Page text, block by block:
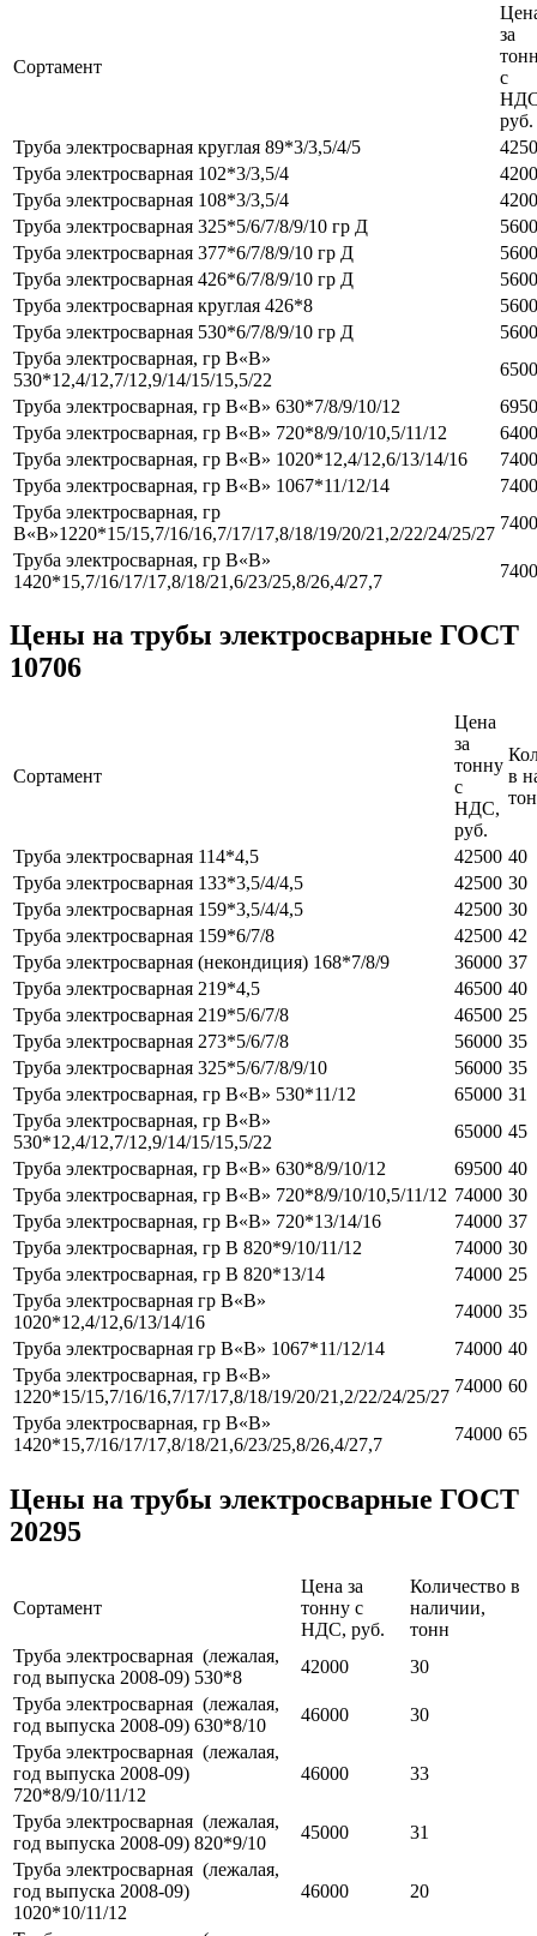
Сортамент
за
с
руб.
Труба электросварная круглая 89*3/3,5/4/5
Труба электросварная 102*3/3,5/4
Труба электросварная 108*3/3,5/4
Труба электросварная 325*5/6/7/8/9/10 гр Д
Труба электросварная 377*6/7/8/9/10 гр Д
Труба электросварная 426*6/7/8/9/10 гр Д
Труба электросварная круглая 426*8
Труба электросварная 530*6/7/8/9/10 гр Д
Труба электросварная, гр В«В»
530*12,4/12,7/12,9/14/15/15,5/22
Труба электросварная, гр В«В» 630*7/8/9/10/12
Труба электросварная, гр В«В» 720*8/9/10/10,5/11/12
Труба электросварная, гр В«В» 1020*12,4/12,6/13/14/16
Труба электросварная, гр В«В» 1067*11/12/14
Труба электросварная, гр
В«В»1220*15/15,7/16/16,7/17/17,8/18/19/20/21,2/22/24/25/27
Труба электросварная, гр В«В»
1420*15,7/16/17/17,8/18/21,6/23/25,8/26,4/27,7
Цены на трубы электросварные ГОСТ
10706
Сортамент
Цена
за
тонну
с
НДС,
руб.
в
Труба электросварная 114*4,5 42500 40
Труба электросварная 133*3,5/4/4,5
42500 30
Труба электросварная 159*3,5/4/4,5
42500 30
Труба электросварная 159*6/7/8
42500 42
Труба электросварная (некондиция) 168*7/8/9
36000 37
Труба электросварная 219*4,5
46500 40
Труба электросварная 219*5/6/7/8
46500 25
Труба электросварная 273*5/6/7/8
56000 35
Труба электросварная 325*5/6/7/8/9/10
56000 35
Труба электросварная, гр В«В» 530*11/12
65000 31
Труба электросварная, гр В«В»
530*12,4/12,7/12,9/14/15/15,5/22
65000 45
Труба электросварная, гр В«В» 630*8/9/10/12
69500 40
Труба электросварная, гр В«В» 720*8/9/10/10,5/11/12 74000 30
Труба электросварная, гр В«В» 720*13/14/16
74000 37
Труба электросварная, гр В 820*9/10/11/12
74000 30
Труба электросварная, гр В 820*13/14
74000 25
Труба электросварная гр В«В»
1020*12,4/12,6/13/14/16
74000 35
Труба электросварная гр В«В» 1067*11/12/14
74000 40
Труба электросварная, гр В«В»
1220*15/15,7/16/16,7/17/17,8/18/19/20/21,2/22/24/25/27
74000 60
Труба электросварная, гр В«В»
1420*15,7/16/17/17,8/18/21,6/23/25,8/26,4/27,7
74000 65
Цены на трубы электросварные ГОСТ
20295
Сортамент
Цена за
тонну с
НДС, руб.
Количество в
наличии,
тонн
Труба электросварная (лежалая,
год выпуска 2008-09) 530*8
42000
30
Труба электросварная (лежалая,
год выпуска 2008-09) 630*8/10
46000
30
Труба электросварная (лежалая,
год выпуска 2008-09)
720*8/9/10/11/12
46000 33
Труба электросварная (лежалая,
год выпуска 2008-09) 820*9/10
45000
31
Труба электросварная (лежалая,
год выпуска 2008-09)
1020*10/11/12
46000 20